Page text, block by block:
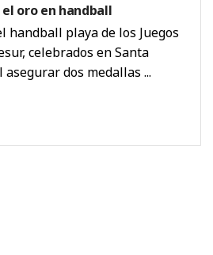
oro en handball
handball playa de los Juegos
celebrados en Santa
dos medallas ...